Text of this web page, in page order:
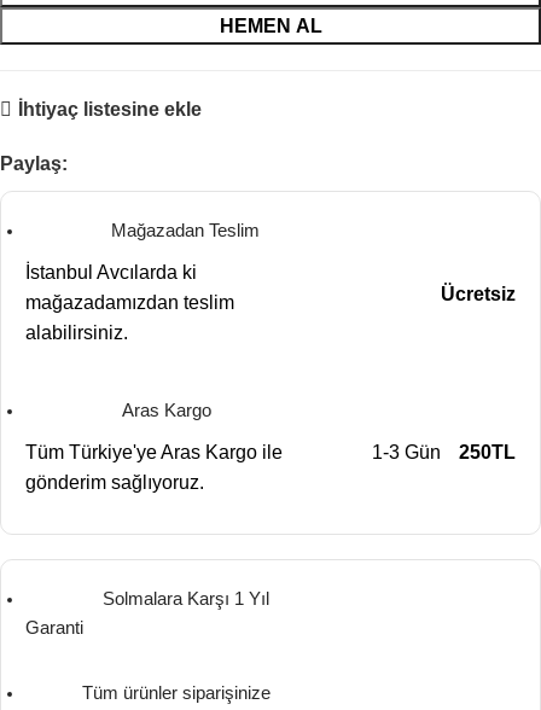
HEMEN AL
İhtiyaç listesine ekle
Paylaş:
Mağazadan Teslim
İstanbul Avcılarda ki
mağazadamızdan teslim
alabilirsiniz.
Ücretsiz
Aras Kargo
Tüm Türkiye'ye Aras Kargo ile
gönderim sağlıyoruz.
1-3 Gün 250TL
Solmalara Karşı 1 Yıl
Garanti
Tüm ürünler siparişinize